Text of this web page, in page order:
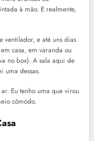
à mão. E realmente,
ventilador, e até uns dias
casa, em varanda ou
no box). A sala aqui de
uma dessas.
Eu tenho uma que virou
cômodo.